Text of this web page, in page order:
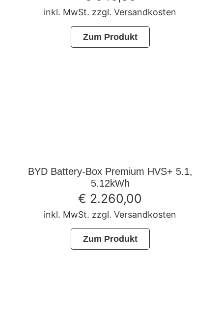
inkl. MwSt. zzgl. Versandkosten
Zum Produkt
BYD Battery-Box Premium HVS+ 5.1,
5.12kWh
€ 2.260,00
inkl. MwSt. zzgl. Versandkosten
Zum Produkt